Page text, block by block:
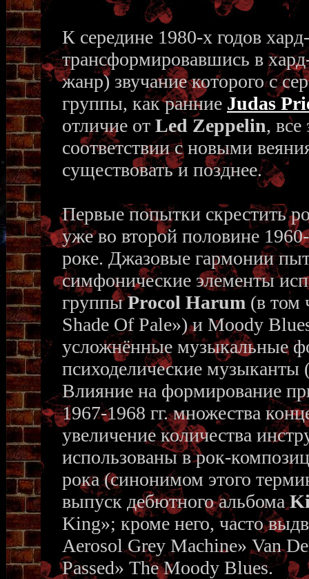
К середине 1980-х годов
трансформировавшись в
жанр) звучание которого с
группы, как ранние Judas
отличие от Led Zeppelin,
соответствии с новыми
существовать и позднее.
Первые попытки скрестить
уже во второй половине
роке. Джазовые гармонии
симфонические элементы
группыProcol Harum (в том
Shade Of Pale») и Moody
усложнённые музыкальные
психоделические
Влияние на формирование
1967-1968 гг. множества
увеличение количества
использованы в рок-
рока (синонимом этого
выпуск дебютного альбома
King»; кроме него, часто
Aerosol Grey Machine» Van
Passed» The Moody Blues.